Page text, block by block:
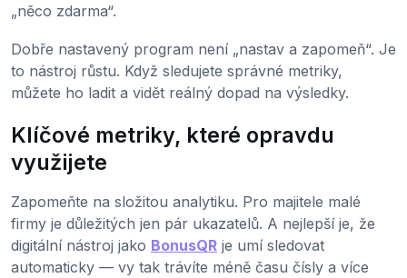
„něco zdarma“.
Dobře nastavený program není „nastav a zapomeň“. Je
to nástroj růstu. Když sledujete správné metriky,
můžete ho ladit a vidět reálný dopad na výsledky.
Klíčové metriky, které opravdu
využijete
Zapomeňte na složitou analytiku. Pro majitele malé
firmy je důležitých jen pár ukazatelů. A nejlepší je, že
digitální nástroj jako BonusQR je umí sledovat
automaticky — vy tak trávíte méně času čísly a více